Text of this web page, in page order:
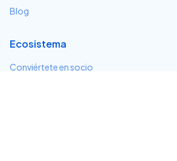
Blog
Ecosistema
Conviértete en socio